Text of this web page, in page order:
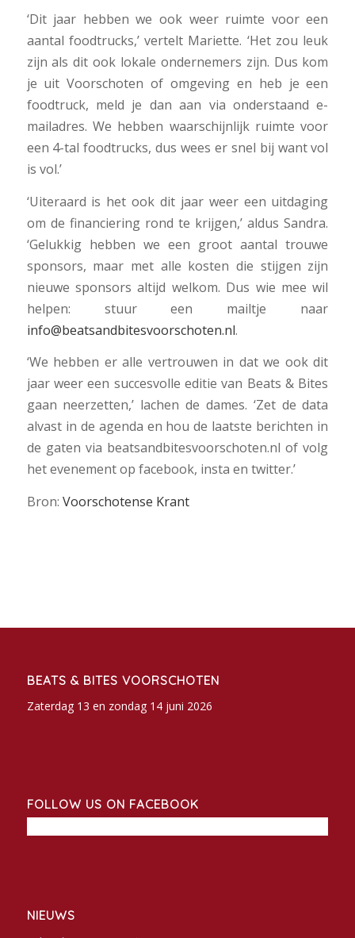
‘Dit jaar hebben we ook weer ruimte voor een
aantal foodtrucks,’ vertelt Mariette. ‘Het zou leuk
zijn als dit ook lokale ondernemers zijn. Dus kom
je uit Voorschoten of omgeving en heb je een
foodtruck, meld je dan aan via onderstaand e-
mailadres. We hebben waarschijnlijk ruimte voor
een 4-tal foodtrucks, dus wees er snel bij want vol
is vol.’
‘Uiteraard is het ook dit jaar weer een uitdaging
om de financiering rond te krijgen,’ aldus Sandra.
‘Gelukkig hebben we een groot aantal trouwe
sponsors, maar met alle kosten die stijgen zijn
nieuwe sponsors altijd welkom. Dus wie mee wil
helpen: stuur een mailtje naar
info@beatsandbitesvoorschoten.nl.
‘We hebben er alle vertrouwen in dat we ook dit
jaar weer een succesvolle editie van Beats & Bites
gaan neerzetten,’ lachen de dames. ‘Zet de data
alvast in de agenda en hou de laatste berichten in
de gaten via beatsandbitesvoorschoten.nl of volg
het evenement op facebook, insta en twitter.’
Bron: Voorschotense Krant
BEATS & BITES VOORSCHOTEN
Zaterdag 13 en zondag 14 juni 2026
FOLLOW US ON FACEBOOK
NIEUWS